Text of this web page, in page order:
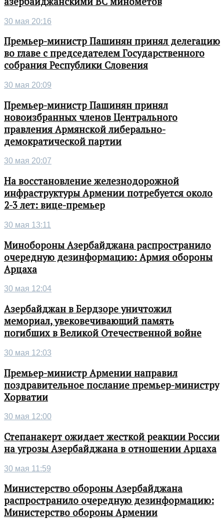
30 мая 20:16
Премьер-министр Пашинян принял делегацию
во главе с председателем Государственного
собрания Республики Словения
30 мая 20:09
Премьер-министр Пашинян принял
новоизбранных членов Центрального
правления Армянской либерально-
демократической партии
30 мая 20:07
На восстановление железнодорожной
инфраструктуры Армении потребуется около
2-3 лет: вице-премьер
30 мая 13:11
Минобороны Азербайджана распространило
очередную дезинформацию: Армия обороны
Арцаха
30 мая 12:04
Азербайджан в Бердзоре уничтожил
мемориал, увековечивающий память
погибших в Великой Отечественной войне
30 мая 12:03
Премьер-министр Армении направил
поздравительное послание премьер-министру
Хорватии
30 мая 12:00
Степанакерт ожидает жесткой реакции России
на угрозы Азербайджана в отношении Арцаха
30 мая 11:59
Министерство обороны Азербайджана
распространило очередную дезинформацию:
Министерство обороны Армении